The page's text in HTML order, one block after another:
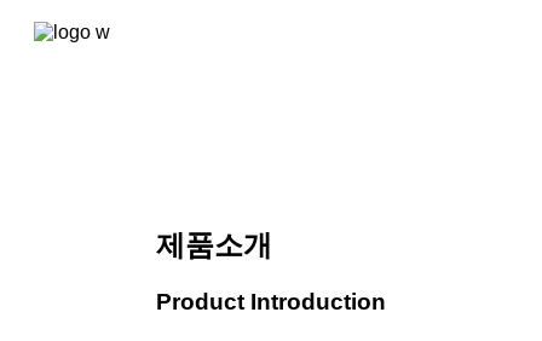
콘텐츠로
건너뛰기
제품소개
Product Introduction